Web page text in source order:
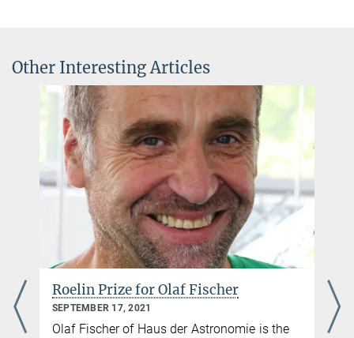
+49 6221 528-161
fuehrungen@...
Other Interesting Articles
Roelin Prize for Olaf Fischer
SEPTEMBER 17, 2021
Olaf Fischer of Haus der Astronomie is the